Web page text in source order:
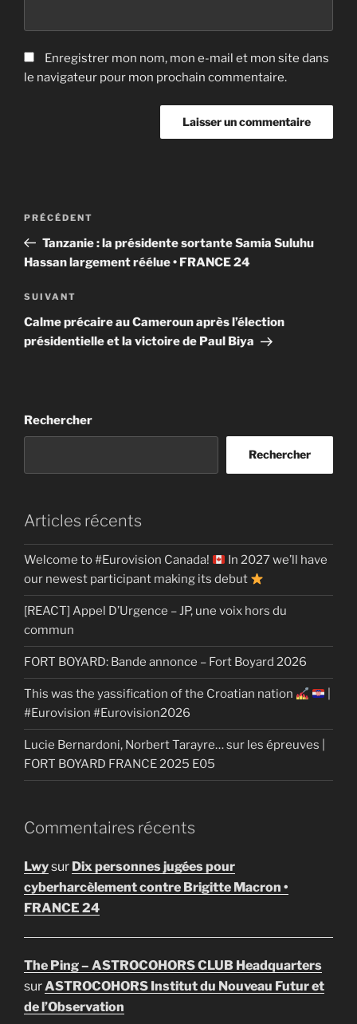
Enregistrer mon nom, mon e-mail et mon site dans
le navigateur pour mon prochain commentaire.
Navigation
l’article
Article
précédent
PRÉCÉDENT
Tanzanie : la présidente sortante Samia Suluhu
Hassan largement réélue • FRANCE 24
Article
suivant
SUIVANT
Calme précaire au Cameroun après l’élection
présidentielle et la victoire de Paul Biya
Rechercher
Rechercher
Articles récents
Welcome to #Eurovision Canada!
In 2027 we’ll have
our newest participant making its debut
[REACT] Appel D’Urgence – JP, une voix hors du
commun
FORT BOYARD: Bande annonce – Fort Boyard 2026
This was the yassification of the Croatian nation
#Eurovision #Eurovision2026
Lucie Bernardoni, Norbert Tarayre… sur les épreuves |
FORT BOYARD FRANCE 2025 E05
Commentaires récents
Lwysur Dix personnes jugées pour
cyberharcèlement contre Brigitte Macron •
FRANCE 24
The Ping – ASTROCOHORS CLUB Headquarters
surASTROCOHORS Institut du Nouveau Futur et
de l’Observation